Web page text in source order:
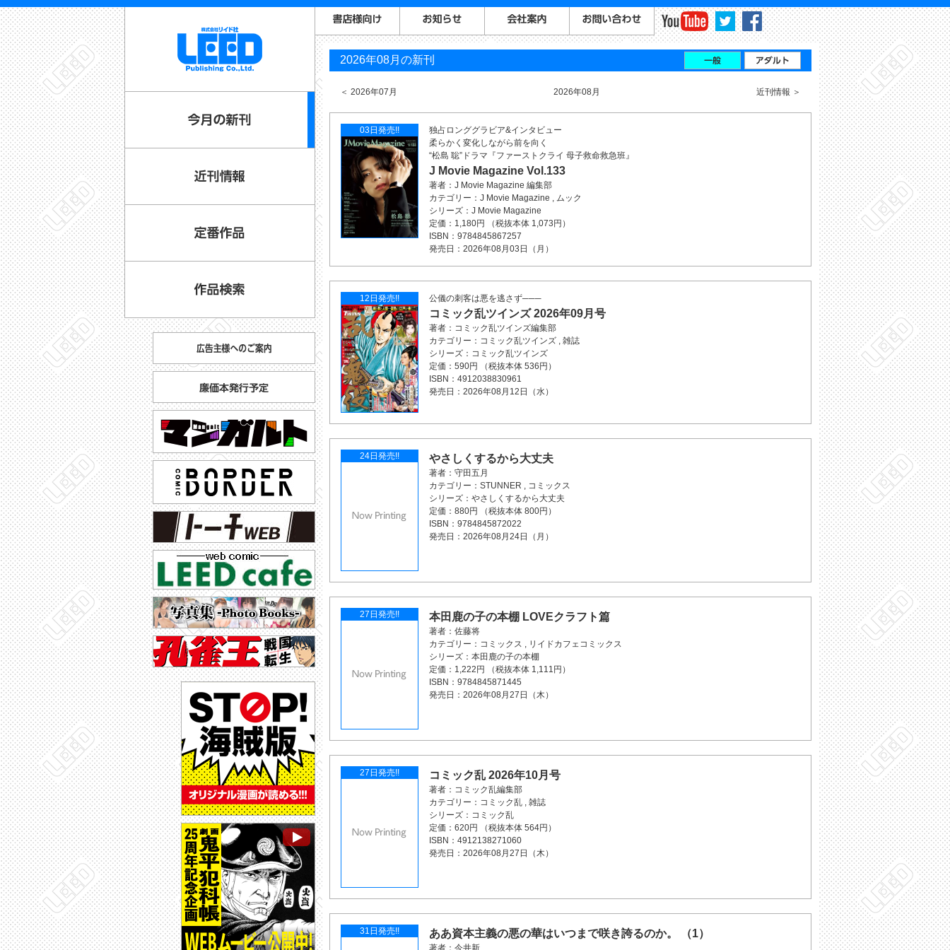
2026年08月の新刊
2026年07月 2026年08月 近刊情報
03日発売!!
独占ロンググラビア&インタビュー
柔らかく変化しながら前を向く
“松島 聡”ドラマ『ファーストクライ 母子救命救急班』
J Movie Magazine Vol.133
著者
J Movie Magazine 編集部
カテゴリー
J Movie Magazine , ムック
シリーズ
J Movie Magazine
定価
1,180円 （税抜本体 1,073円）
ISBN
9784845867257
発売日
2026年08月03日（月）
12日発売!! 公儀の刺客は悪を逃さず───
コミック乱ツインズ 2026年09月号
著者
コミック乱ツインズ編集部
カテゴリー
コミック乱ツインズ , 雑誌
シリーズ
コミック乱ツインズ
定価
590円 （税抜本体 536円）
ISBN
4912038830961
発売日
2026年08月12日（水）
24日発売!! やさしくするから大丈夫
著者
守田五月
カテゴリー
STUNNER , コミックス
シリーズ
やさしくするから大丈夫
定価
880円 （税抜本体 800円）
ISBN
9784845872022
発売日
2026年08月24日（月）
27日発売!! 本田鹿の子の本棚 LOVEクラフト篇
著者
佐藤将
カテゴリー
コミックス , リイドカフェコミックス
シリーズ
本田鹿の子の本棚
定価
1,222円 （税抜本体 1,111円）
ISBN
9784845871445
発売日
2026年08月27日（木）
27日発売!! コミック乱 2026年10月号
著者
コミック乱編集部
カテゴリー
コミック乱 , 雑誌
シリーズ
コミック乱
定価
620円 （税抜本体 564円）
ISBN
4912138271060
発売日
2026年08月27日（木）
31日発売!! ああ資本主義の悪の華はいつまで咲き誇るのか。 （1）
著者 今井新